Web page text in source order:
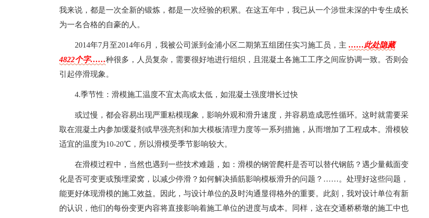
我来说，都是一次全新的锻炼，都是一次经验的积累。在这五年中，我已从一个涉世未深的中专生成长
为一名合格的自豪的人。
2014年7月至2014年6月，我被公司派到金浦小区二期第五组团任实习施工员，主 ……此处隐藏
4822个字……种很多，人员复杂，需要很好地进行组织，且混凝土各施工工序之间应协调一致。否则会
引起停滑现象。
4.季节性：滑模施工温度不宜太高或太低，如混凝土强度增长过快
或过慢，都会容易出现严重粘模现象，影响外观和滑升速度，并容易造成恶性循环。这时就需要采
取在混凝土内参加缓凝剂或早强亮剂和加大模板清理力度等一系列措施，从而增加了工程成本。滑模较
适宜的温度为10-20℃，所以滑模受季节影响较大。
在滑模过程中，当然也遇到一些技术难题，如：滑模的钢管爬杆是否可以替代钢筋？遇少量截面变
化是否可变更或预埋梁窝，以减少停滑？如何解决插筋影响模板滑升的问题？……。处理好这些问题，
能更好体现滑模的施工效益。因此，与设计单位的及时沟通显得格外的重要。此刻，我对设计单位有新
的认识，他们的每份变更内容将直接影响着施工单位的进度与成本。同样，这在交通桥桥墩的施工中也